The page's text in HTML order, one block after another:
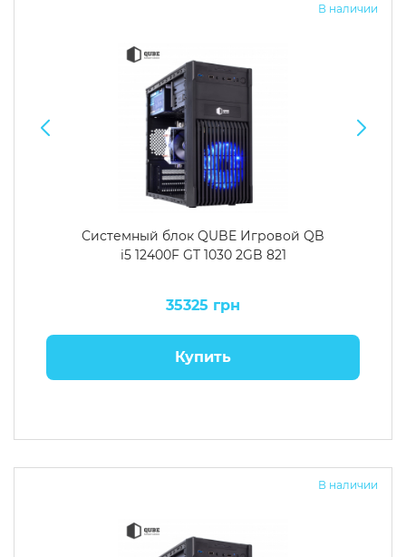
В наличии
Системный блок QUBE Игровой QB
i5 12400F GT 1030 2GB 821
35325 грн
Купить
В наличии